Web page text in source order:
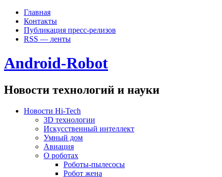
Главная
Контакты
Публикация пресс-релизов
RSS — ленты
Android-Robot
Новости технологий и науки
Новости Hi-Tech
3D технологии
Искусственный интеллект
Умный дом
Авиация
О роботах
Роботы-пылесосы
Робот жена